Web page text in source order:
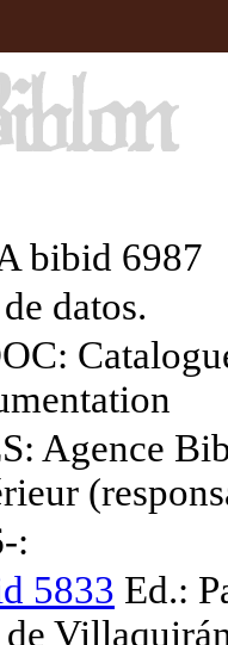
bibid 6987
datos.
Agence
:
5833 Ed.:
de